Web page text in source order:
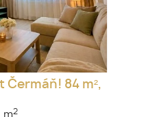
Čermáň! 84 m²,
2